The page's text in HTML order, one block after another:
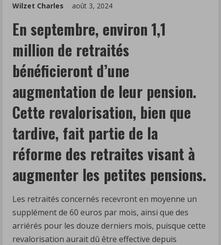
Wilzet Charles août 3, 2024
En septembre, environ 1,1
million de retraités
bénéficieront d’une
augmentation de leur pension.
Cette revalorisation, bien que
tardive, fait partie de la
réforme des retraites visant à
augmenter les petites pensions.
Les retraités concernés recevront en moyenne un
supplément de 60 euros par mois, ainsi que des
arriérés pour les douze derniers mois, puisque cette
revalorisation aurait dû être effective depuis